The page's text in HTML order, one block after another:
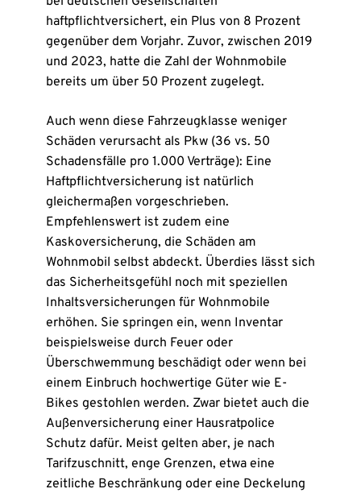
haftpflichtversichert, ein Plus von 8 Prozent
gegenüber dem Vorjahr. Zuvor, zwischen 2019
und 2023, hatte die Zahl der Wohnmobile
bereits um über 50 Prozent zugelegt.
Auch wenn diese Fahrzeugklasse weniger
Schäden verursacht als Pkw (36 vs. 50
Schadensfälle pro 1.000 Verträge): Eine
Haftpflichtversicherung ist natürlich
gleichermaßen vorgeschrieben.
Empfehlenswert ist zudem eine
Kaskoversicherung, die Schäden am
Wohnmobil selbst abdeckt. Überdies lässt sich
das Sicherheitsgefühl noch mit speziellen
Inhaltsversicherungen für Wohnmobile
erhöhen. Sie springen ein, wenn Inventar
beispielsweise durch Feuer oder
Überschwemmung beschädigt oder wenn bei
einem Einbruch hochwertige Güter wie E-
Bikes gestohlen werden. Zwar bietet auch die
Außenversicherung einer Hausratpolice
Schutz dafür. Meist gelten aber, je nach
Tarifzuschnitt, enge Grenzen, etwa eine
zeitliche Beschränkung oder eine Deckelung